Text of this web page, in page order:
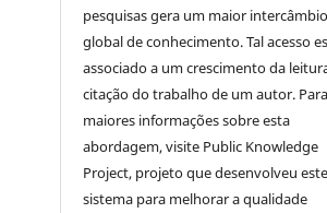
pesquisas gera um maior intercâmbio
global de conhecimento. Tal acesso
associado a um crescimento da
citação do trabalho de um autor. Para
maiores informações sobre esta
abordagem, visite Public Knowledge
Project, projeto que desenvolveu este
sistema para melhorar a qualidade